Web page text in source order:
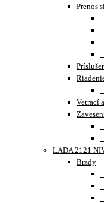
Prenos
Vetrací
LADA 2121
Brzdy